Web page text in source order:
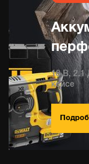
18 В, 2.1
кейсе